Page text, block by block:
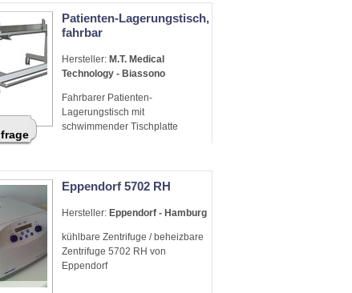
Patienten-Lagerungstisch,
fahrbar
Hersteller: M.T. Medical
Technology - Biassono
Fahrbarer Patienten-
Lagerungstisch mit
schwimmender Tischplatte
Eppendorf 5702 RH
Hersteller: Eppendorf - Hamburg
kühlbare Zentrifuge / beheizbare
Zentrifuge 5702 RH von
Eppendorf